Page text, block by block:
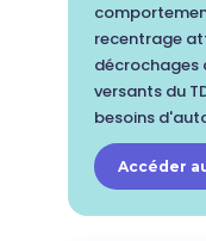
recentrage
décrochages
versants du
besoins
Accéder